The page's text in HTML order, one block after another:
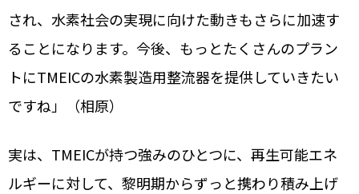
され、水素社会の実現に向けた動きもさらに加速す
ることになります。今後、もっとたくさんのプラン
トにTMEICの水素製造用整流器を提供していきたい
ですね」（相原）
実は、TMEICが持つ強みのひとつに、再生可能エネ
ルギーに対して、黎明期からずっと携わり積み上げ